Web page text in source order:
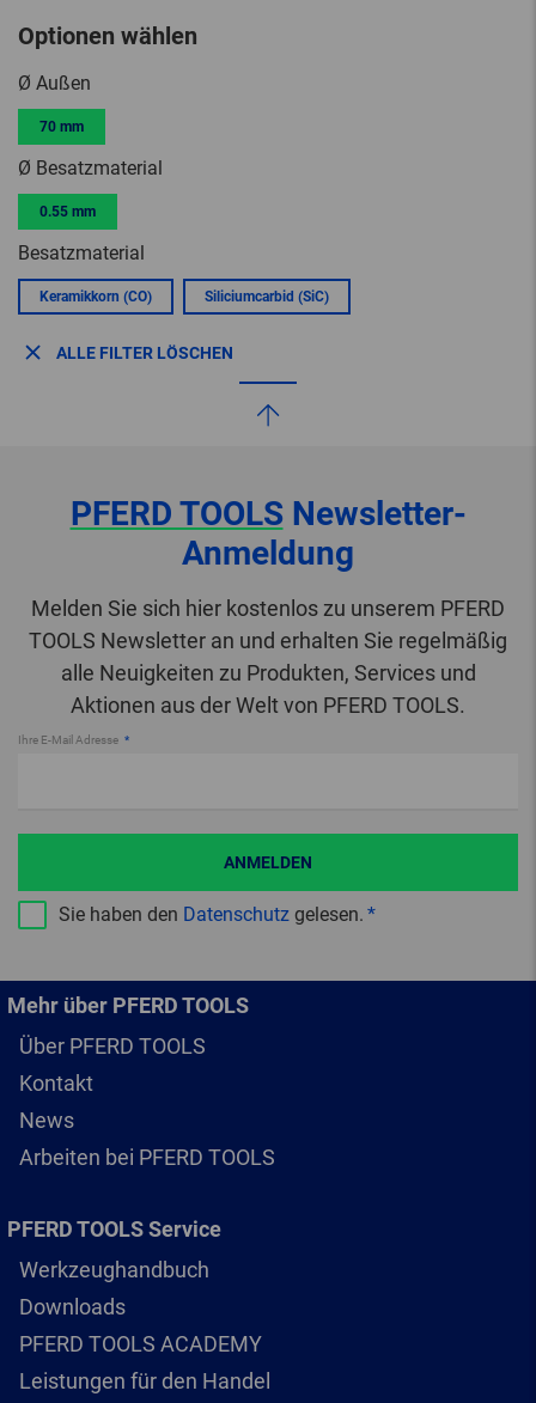
Optionen wählen
Ø Außen
70 mm
Ø Besatzmaterial
0.55 mm
Besatzmaterial
Keramikkorn (CO) Siliciumcarbid (SiC)
ALLE FILTER LÖSCHEN
PFERD TOOLSNewsletter-
Anmeldung
Melden Sie sich hier kostenlos zu unserem PFERD
TOOLS Newsletter an und erhalten Sie regelmäßig
alle Neuigkeiten zu Produkten, Services und
Aktionen aus der Welt von PFERD TOOLS.
Ihre E-Mail Adresse
Sie haben den Datenschutz gelesen.
ANMELDEN
Mehr über PFERD TOOLS
Über PFERD TOOLS
Kontakt
News
Arbeiten bei PFERD TOOLS
PFERD TOOLS Service
Werkzeughandbuch
Downloads
PFERD TOOLS ACADEMY
Leistungen für den Handel